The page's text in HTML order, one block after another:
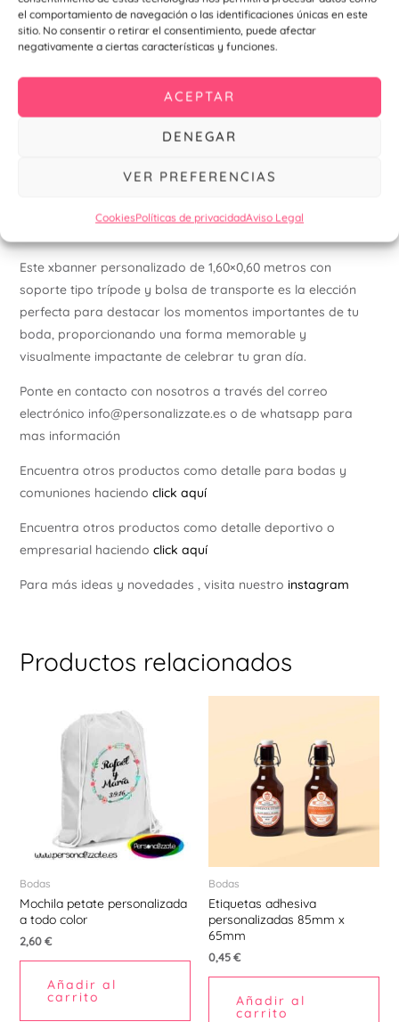
el comportamiento de navegación o las identificaciones únicas en este
sitio. No consentir o retirar el consentimiento, puede afectar
negativamente a ciertas características y funciones.
ACEPTAR
DENEGAR
VER PREFERENCIAS
CookiesPolíticas de privacidadAviso Legal
Detalles Adicionales:
para otros eventos especiales como bautizos,
comuniones, aniversarios y más, ofreciendo una
solución versátil para cualquier ocasión.
banner y la calidad de la impresión aseguran una
toque de distinción a tu evento.
Este xbanner personalizado de 1,60×0,60 metros con
soporte tipo trípode y bolsa de transporte es la elección
perfecta para destacar los momentos importantes de tu
boda, proporcionando una forma memorable y
visualmente impactante de celebrar tu gran día.
Ponte en contacto con nosotros a través del correo
electrónico info@personalizzate.es o de whatsapp para
mas información
Encuentra otros productos como detalle para bodas y
comuniones haciendo click aquí
Encuentra otros productos como detalle deportivo o
empresarial haciendo click aquí
Para más ideas y novedades , visita nuestro instagram
Productos relacionados
Bodas
Mochila petate personalizada
a todo color
2,60€
Añadir al
carrito
Bodas
Etiquetas adhesiva
personalizadas 85mm x
65mm
0,45€
Añadir al
carrito